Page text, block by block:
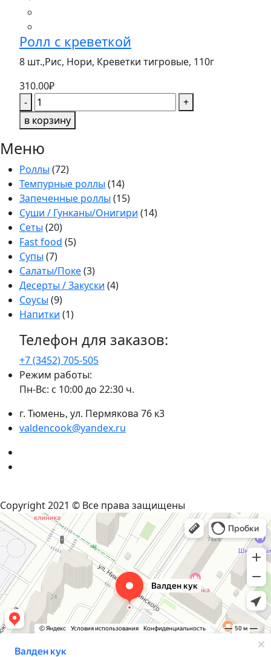
Ролл с креветкой
8 шт.,Рис, Нори, Креветки тигровые, 110г
310.00₽
-
Количество
товара
Ролл
с
креветкой
+
в корзину
Меню
Роллы (72)
Темпурные роллы (14)
Запеченные роллы (15)
Суши / Гунканы/Онигири (14)
Сеты (20)
Fast food (5)
Супы (7)
Салаты/Поке(3)
Десерты / Закуски (4)
Соусы (9)
Напитки (1)
Телефон для заказов:
+7 (3452)705-505
Режим работы:
Пн-Вс: с 10:00 до 22:30 ч.
г. Тюмень, ул. Пермякова 76 к3
valdencook@yandex.ru
Copyright 2021 © Все права защищены